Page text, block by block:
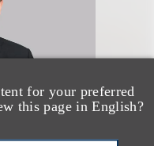
for your preferred
this page in English?